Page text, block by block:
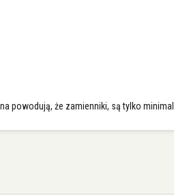
powodują, że zamienniki, są tylko